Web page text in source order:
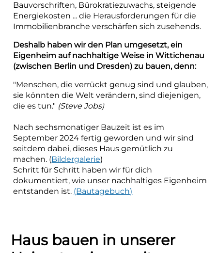
Bauvorschriften, Bürokratiezuwachs, steigende
Energiekosten ... die Herausforderungen für die
Immobilienbranche verschärfen sich zusehends.
Deshalb haben wir den Plan umgesetzt, ein
Eigenheim auf nachhaltige Weise in Wittichenau
(zwischen Berlin und Dresden) zu bauen, denn:
"Menschen, die verrückt genug sind und glauben,
sie könnten die Welt verändern, sind diejenigen,
die es tun." (Steve Jobs)
Nach sechsmonatiger Bauzeit ist es im
September 2024 fertig geworden und wir sind
seitdem dabei, dieses Haus gemütlich zu
machen. (Bildergalerie)
Schritt für Schritt haben wir für dich
dokumentiert, wie unser nachhaltiges Eigenheim
entstanden ist. (Bautagebuch)
Haus bauen in unserer